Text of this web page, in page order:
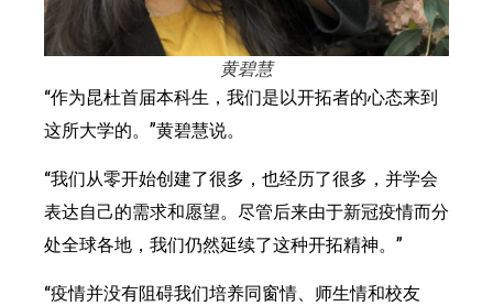
黄碧慧
“作为昆杜首届本科生，我们是以开拓者的心态来到
这所大学的。”黄碧慧说。
“我们从零开始创建了很多，也经历了很多，并学会
表达自己的需求和愿望。尽管后来由于新冠疫情而分
处全球各地，我们仍然延续了这种开拓精神。”
“疫情并没有阻碍我们培养同窗情、师生情和校友